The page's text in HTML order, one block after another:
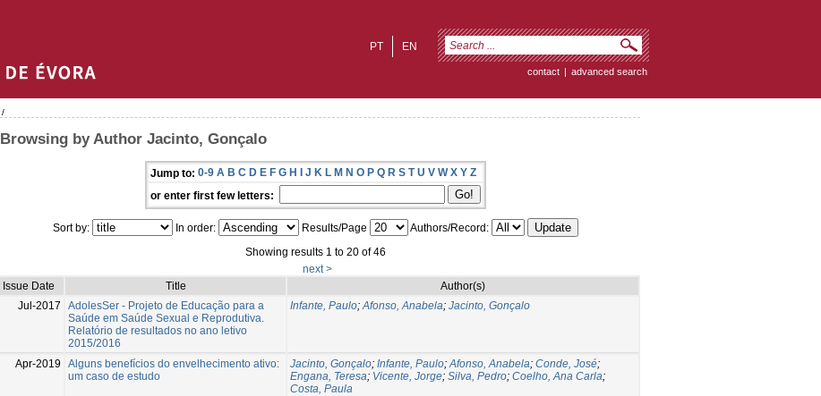
EN
PT
contact | advanced search
/
Browsing by Author Jacinto, Gonçalo
Jump to: 0-9 A B C D E F G H I J K L M N O P Q R S T U V W X Y Z
or enter first few letters:
Sort by: In order: Results/Page
Authors/Record:
Showing results 1 to 20 of 46
next >
Issue Date
Title
Author(s)
Jul-2017
AdolesSer - Projeto de Educação para a
Saúde em Saúde Sexual e Reprodutiva.
Relatório de resultados no ano letivo
2015/2016
Infante, Paulo;Afonso, Anabela; Jacinto, Gonçalo
Apr-2019
Alguns benefícios do envelhecimento ativo:
um caso de estudo
Jacinto, Gonçalo; Infante, Paulo;Afonso, Anabela; Conde, José;
Engana, Teresa; Vicente, Jorge; Silva, Pedro; Coelho, Ana Carla;
Costa, Paula